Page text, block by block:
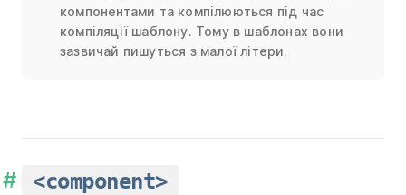
компонентами та компілюються під час
компіляції шаблону. Тому в шаблонах вони
зазвичай пишуться з малої літери.
<component>